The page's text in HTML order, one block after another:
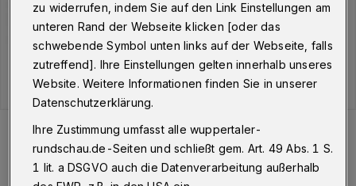
Der Verlauf der Corona-Fälle in Wuppertal.
zu widerrufen, indem Sie auf den Link Einstellungen am
unteren Rand der Webseite klicken [oder das
schwebende Symbol unten links auf der Webseite, falls
zutreffend]. Ihre Einstellungen gelten innerhalb unseres
Website. Weitere Informationen finden Sie in unserer
Datenschutzerklärung.
Ihre Zustimmung umfasst alle wuppertaler-
rundschau.de-Seiten und schließt gem. Art. 49 Abs. 1 S.
1 lit. a DSGVO auch die Datenverarbeitung außerhalb